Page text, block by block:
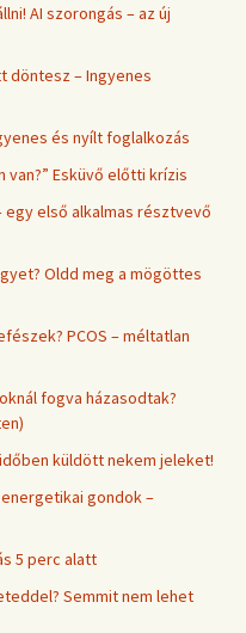
AI szorongás – az új
döntesz – Ingyenes
és nyílt foglalkozás
van?” Esküvő előtti krízis
első alkalmas résztvevő
Oldd meg a mögöttes
PCOS – méltatlan
fogva házasodtak?
küldött nekem jeleket!
gondok –
5 perc alatt
Semmit nem lehet